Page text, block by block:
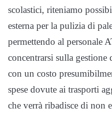
scolastici, riteniamo
esterna per la pulizia di
permettendo al personale
concentrarsi sulla
con un costo
spese dovute ai trasporti
che verrà ribadisce di non